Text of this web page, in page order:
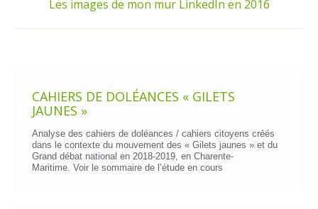
Article
:
Les images de mon mur LinkedIn en 2016
CAHIERS DE DOLÉANCES « GILETS
JAUNES »
Analyse des cahiers de doléances / cahiers citoyens créés
dans le contexte du mouvement des « Gilets jaunes » et du
Grand débat national en 2018-2019, en Charente-
Maritime. Voir le sommaire de l’étude en cours